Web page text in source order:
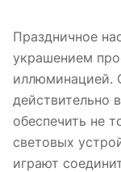
Праздничное
украшением
иллюминацией.
действительно
обеспечить не
световых
играют